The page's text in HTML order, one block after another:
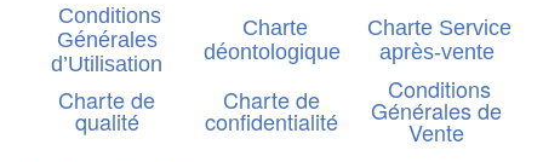
Conditions
Générales
d’Utilisation
Charte
déontologique
Charte Service
après-vente
Charte de
qualité
Charte de
confidentialité
Conditions
Générales de
Vente